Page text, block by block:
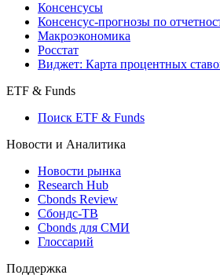
Поиск индексов
Страницы стран
Создать индекс
Консенсусы
Макроэкономика
Виджет: Карта процентных ставок
ETF & Funds
Поиск ETF & Funds
Новости и Аналитика
Новости рынка
Research Hub
Сбондс-ТВ